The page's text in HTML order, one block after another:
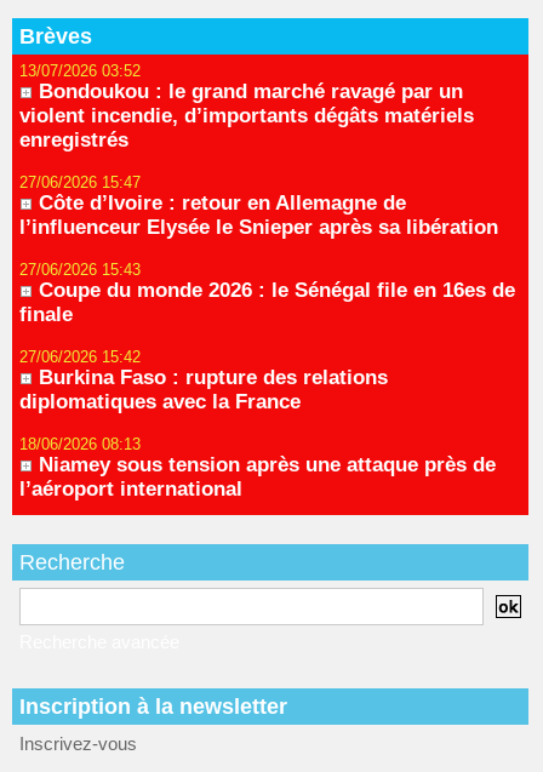
Brèves
13/07/2026 03:52
Bondoukou : le grand marché ravagé par un
violent incendie, d’importants dégâts matériels
enregistrés
27/06/2026 15:47
Côte d’Ivoire : retour en Allemagne de
l’influenceur Elysée le Snieper après sa libération
27/06/2026 15:43
Coupe du monde 2026 : le Sénégal file en 16es de
finale
27/06/2026 15:42
Burkina Faso : rupture des relations
diplomatiques avec la France
18/06/2026 08:13
Niamey sous tension après une attaque près de
l’aéroport international
Recherche
Inscription à la newsletter
Inscrivez-vous